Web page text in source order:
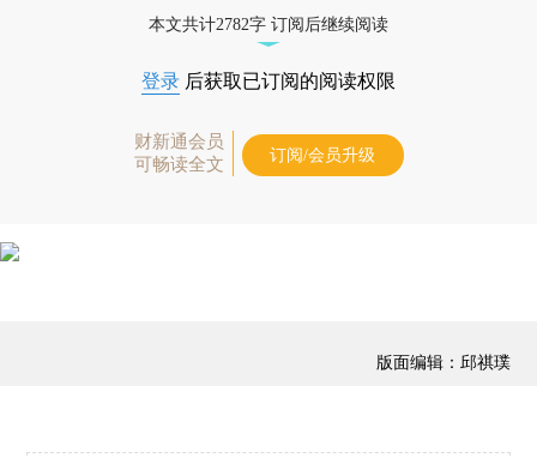
本文共计2782字 订阅后继续阅读
登录 后获取已订阅的阅读权限
财新通会员
可畅读全文
订阅/会员升级
版面编辑：邱祺璞